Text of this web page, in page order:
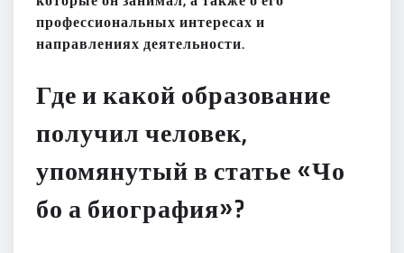
профессиональных интересах и
направлениях деятельности.
Где и какой образование
получил человек,
упомянутый в статье «Чо
бо а биография»?